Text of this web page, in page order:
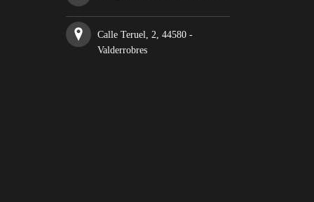
Calle Teruel, 2, 44580 -
Valderrobres